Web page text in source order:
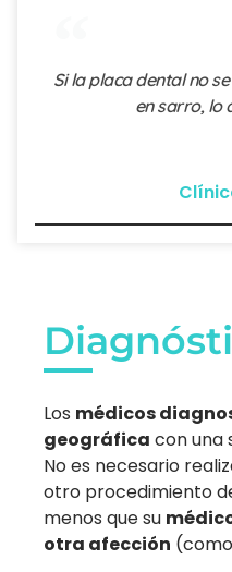
Si la placa dental no
en sarro, lo
Los médicos
geográfica con una
No es necesario
otro procedimiento
menos que su
otra afección